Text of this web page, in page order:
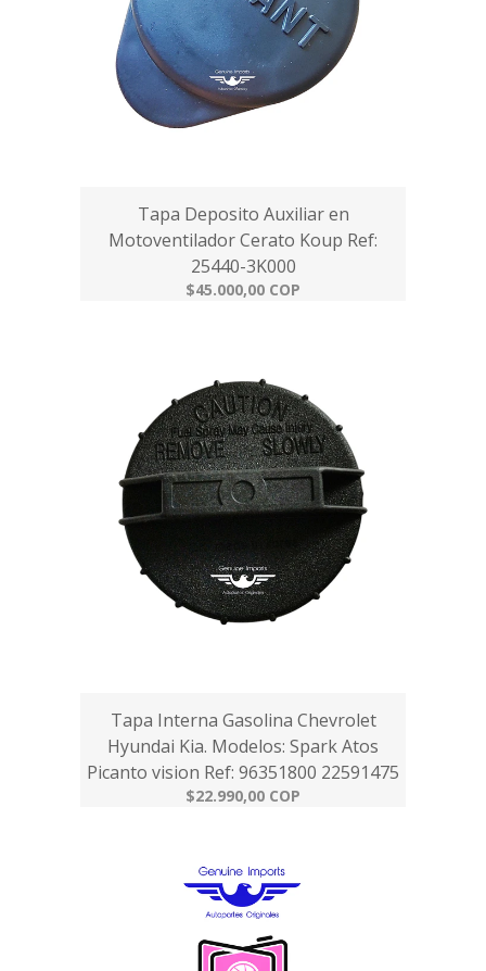
Tapa Deposito Auxiliar en
Motoventilador Cerato Koup Ref:
25440-3K000
$45.000,00 COP
Tapa Interna Gasolina Chevrolet
Hyundai Kia. Modelos: Spark Atos
Picanto vision Ref: 96351800 22591475
$22.990,00 COP